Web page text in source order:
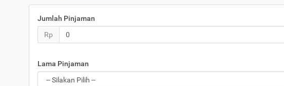
Jumlah Pinjaman
Rp
Lama Pinjaman